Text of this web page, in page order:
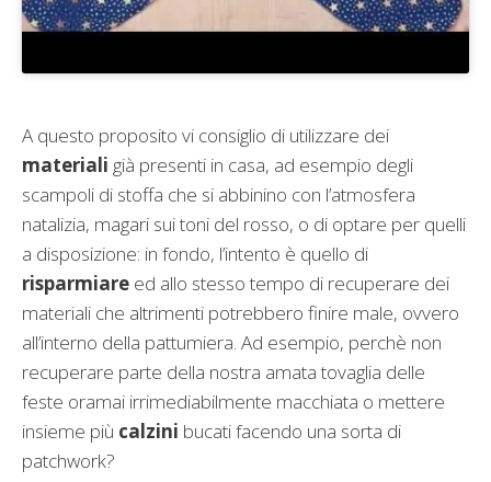
A questo proposito vi consiglio di utilizzare dei
materiali già presenti in casa, ad esempio degli
scampoli di stoffa che si abbinino con l’atmosfera
natalizia, magari sui toni del rosso, o di optare per quelli
a disposizione: in fondo, l’intento è quello di
risparmiare ed allo stesso tempo di recuperare dei
materiali che altrimenti potrebbero finire male, ovvero
all’interno della pattumiera. Ad esempio, perchè non
recuperare parte della nostra amata tovaglia delle
feste oramai irrimediabilmente macchiata o mettere
insieme più calzini bucati facendo una sorta di
patchwork?